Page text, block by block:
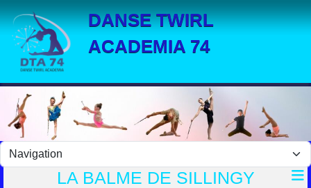
DANSE TWIRL
ACADEMIA 74
LA BALME DE SILLINGY